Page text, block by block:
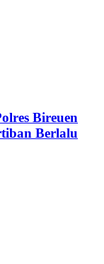
Bireuen
Berlalu